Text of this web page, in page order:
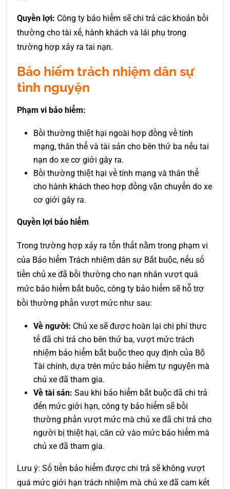
Quyền lợi: Công ty bảo hiểm sẽ chi trả các khoản bồi
thường cho tài xế, hành khách và lái phụ trong
trường hợp xảy ra tai nạn.
Bảo hiểm trách nhiệm dân sự
tình nguyện
Phạm vi bảo hiểm:
Bồi thường thiệt hại ngoài hợp đồng về tính
mạng, thân thể và tài sản cho bên thứ ba nếu tai
nạn do xe cơ giới gây ra.
Bồi thường thiệt hại về tính mạng và thân thể
cho hành khách theo hợp đồng vận chuyển do xe
cơ giới gây ra.
Quyền lợi bảo hiểm
Trong trường hợp xảy ra tổn thất nằm trong phạm vi
của Bảo hiểm Trách nhiệm dân sự Bắt buộc, nếu số
tiền chủ xe đã bồi thường cho nạn nhân vượt quá
mức bảo hiểm bắt buộc, công ty bảo hiểm sẽ hỗ trợ
bồi thường phần vượt mức như sau:
Về người: Chủ xe sẽ được hoàn lại chi phí thực
tế đã chi trả cho bên thứ ba, vượt mức trách
nhiệm bảo hiểm bắt buộc theo quy định của Bộ
Tài chính, dựa trên mức bảo hiểm tự nguyện mà
chủ xe đã tham gia.
Về tài sản: Sau khi bảo hiểm bắt buộc đã chi trả
đến mức giới hạn, công ty bảo hiểm sẽ bồi
thường phần vượt mức mà chủ xe đã chi trả cho
người bị thiệt hại, căn cứ vào mức bảo hiểm mà
chủ xe đã tham gia.
Lưu ý: Số tiền bảo hiểm được chi trả sẽ không vượt
quá mức giới hạn trách nhiệm mà chủ xe đã cam kết